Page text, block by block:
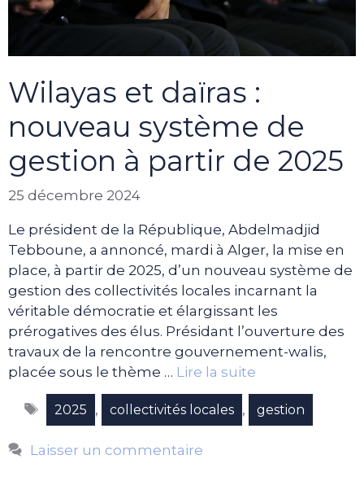
Wilayas et daïras :
nouveau système de
gestion à partir de 2025
25 décembre 2024
Le président de la République, Abdelmadjid
Tebboune, a annoncé, mardi à Alger, la mise en
place, à partir de 2025, d’un nouveau système de
gestion des collectivités locales incarnant la
véritable démocratie et élargissant les
prérogatives des élus. Présidant l’ouverture des
travaux de la rencontre gouvernement-walis,
placée sous le thème … Lire la suite
Étiquettes
2025 , collectivités locales , gestion
Laisser un commentaire